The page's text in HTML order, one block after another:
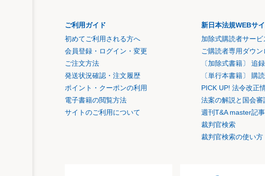
ご利用ガイド
初めてご利用される方へ
会員登録・ログイン・変更
ご注文方法
発送状況確認・注文履歴
ポイント・クーポンの利用
電子書籍の閲覧方法
サイトのご利用について
新日本法規WEBサ
加除式購読者サービ
ご購読者専用ダウン
〔加除式書籍〕 追
〔単行本書籍〕 購
PICK UP! 法令改正
法案の解説と国会審
週刊T&A master記
裁判官検索
裁判官検索の使い方